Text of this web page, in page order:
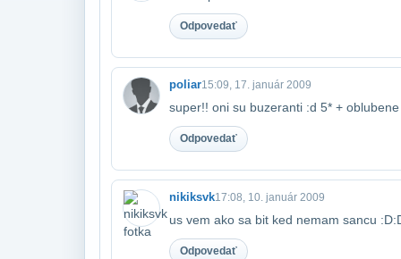
Odpovedať
poliar15:09, 17. január 2009
super!! oni su buzeranti :d 5* + oblubene
Odpovedať
nikiksvk17:08, 10. január 2009
us vem ako sa bit ked nemam sancu
Odpovedať